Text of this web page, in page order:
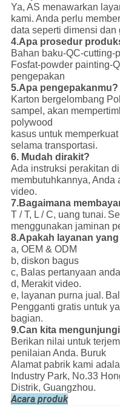
Ya, AS menawarkan
kami. Anda perlu
data seperti dimensi dan
4.Apa prosedur
Bahan baku-QC-
Fosfat-powder painting-
pengepakan
5.Apa pengepakanmu?
Karton bergelombang
sampel, akan
polywood
kasus untuk
selama transportasi.
6. Mudah dirakit?
Ada instruksi perakitan
membutuhkannya, Anda
video.
7.Bagaimana
T / T, L / C, uang tunai.
menggunakan jaminan
8.Apakah layanan
a, OEM & ODM
b, diskon bagus
c, Balas pertanyaan
d, Merakit video.
e, layanan purna jual.
Pengganti gratis untuk
bagian.
9.Can kita
Berikan nilai untuk
penilaian Anda. Buruk
Alamat pabrik kami
Industry Park, No.33
Distrik, Guangzhou.
Acara produk